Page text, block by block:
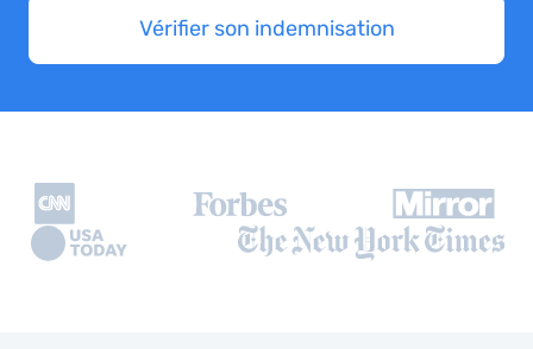
Vérifier son indemnisation